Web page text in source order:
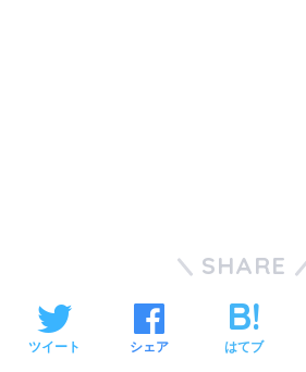
SHARE
ツイート シェア はてブ